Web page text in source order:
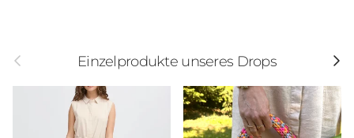
Einzelprodukte unseres Drops